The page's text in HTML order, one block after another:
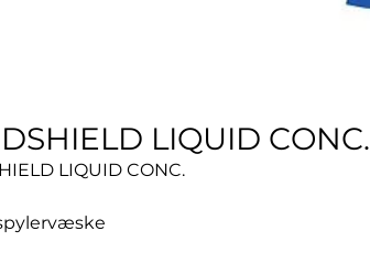
LIQUID CONC.
LIQUID CONC.